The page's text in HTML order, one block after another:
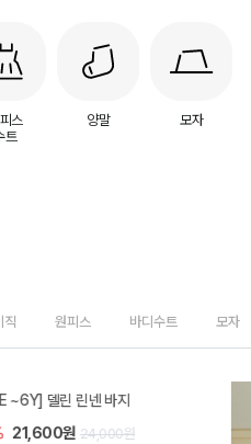
스
트
양말 모자
직 원피스 바디수트 모자
~6Y] 델린 린넨 바지
21,600원 24,000원